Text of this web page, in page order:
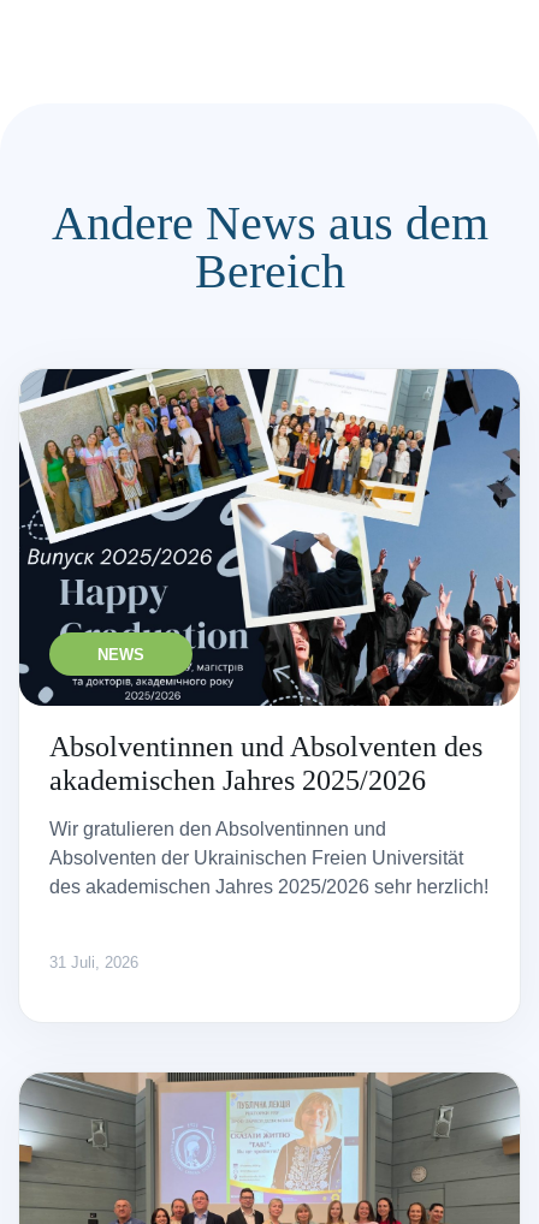
Andere News aus dem
Bereich
NEWS
Absolventinnen und Absolventen des
akademischen Jahres 2025/2026
Wir gratulieren den Absolventinnen und
Absolventen der Ukrainischen Freien Universität
des akademischen Jahres 2025/2026 sehr herzlich!
31 Juli, 2026